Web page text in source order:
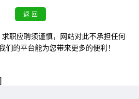
职应聘须谨慎，网站对此不承担任何
们的平台能为您带来更多的便利！
]